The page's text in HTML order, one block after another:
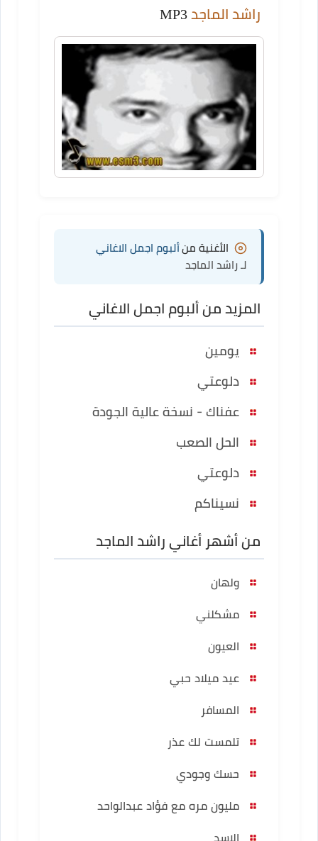
راشد الماجد
الأغنية منألبوم اجمل الاغاني
لـ راشد الماجد
المزيد من ألبوم اجمل الاغاني
يومين
دلوعتي
عفناك - نسخة عالية الجودة
الحل الصعب
دلوعتي
نسيناكم
من أشهر أغاني راشد الماجد
ولهان
مشكلني
العيون
عيد ميلاد حبي
المسافر
تلمست لك عذر
حسك وجودي
مليون مره مع فؤاد عبدالواحد
الاسد